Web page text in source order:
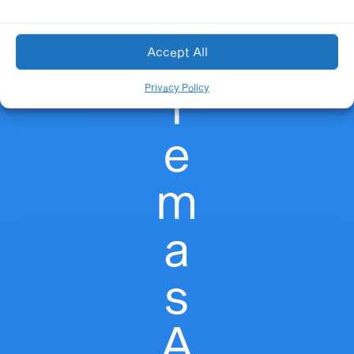
Accept All
Privacy Policy
T
e
m
a
s